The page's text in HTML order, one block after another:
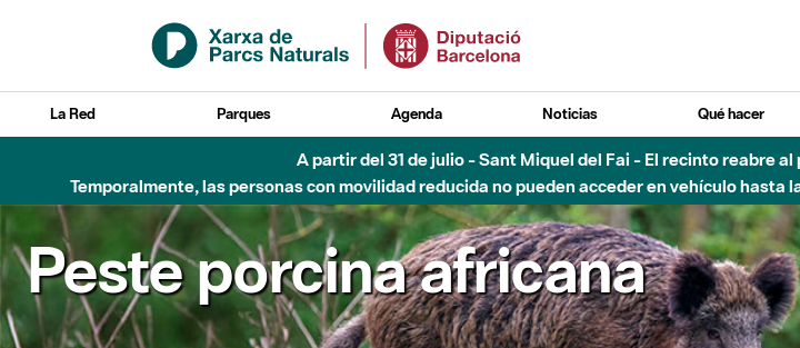
Saltar al contenido principal
La Red Parques Agenda Noticias Qué hacer
A partir del 31 de julio - Sant Miquel del Fai - El recinto reabre
Temporalmente, las personas con movilidad reducida no pueden acceder en vehículo
Peste porcina africana